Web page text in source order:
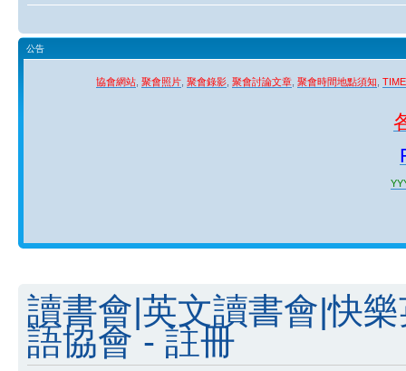
公告
協會網站 聚會照片 聚會錄影 聚會討論文章 聚會時間地點須知
讀書會|英文讀書會|快
語協會 - 註冊